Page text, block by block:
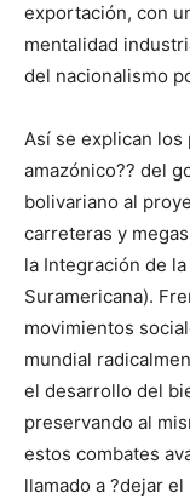
exportación, con
mentalidad
del nacionalismo
Así se explican
amazónico?? del
bolivariano al
carreteras y
la Integración de
Suramericana).
movimientos
mundial
el desarrollo del
preservando al
estos combates
llamado a ?dejar